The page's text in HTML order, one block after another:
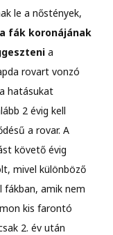
le a nőstények,
fák koronájának
a
rovart vonzó
hatásukat
2 évig kell
a rovar. A
követő évig
mivel különböző
amik nem
kis farontó
2. év után